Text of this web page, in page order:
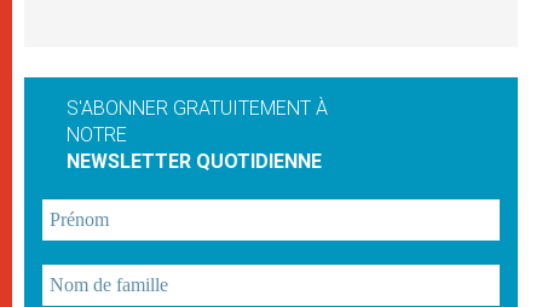
S'ABONNER GRATUITEMENT À
NOTRE
NEWSLETTER QUOTIDIENNE